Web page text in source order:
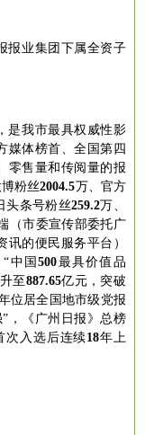
报业集团下属全资子
是我市最具权威性影
媒体榜首、全国第四
零售量和传阅量的报
粉丝2004.5万、官方
头条号粉丝259.2万、
（市委宣传部委托广
的便民服务平台）
“中国500最具价值品
至 887.65亿元，突破
位居全国地市级党报
”，《广州日报》总榜
次入选后连续18年上